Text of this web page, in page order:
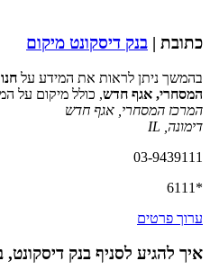
כתובת | בנק דיסקונט מיקום
בהמשך ניתן לראות את המידע על
המסחרי, אגף חדש, כולל מיקום על
המרכז המסחרי, אגף חדש
דימונה IL
03-9439111
*6111
ערוך פרטים
איך להגיע לסניף בנק